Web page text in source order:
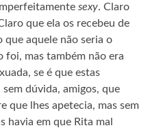
sexy. Claro
que ela os recebeu de
que aquele não seria o
foi, mas também não era
se é que estas
dúvida, amigos, que
que lhes apetecia, mas sem
havia em que Rita mal